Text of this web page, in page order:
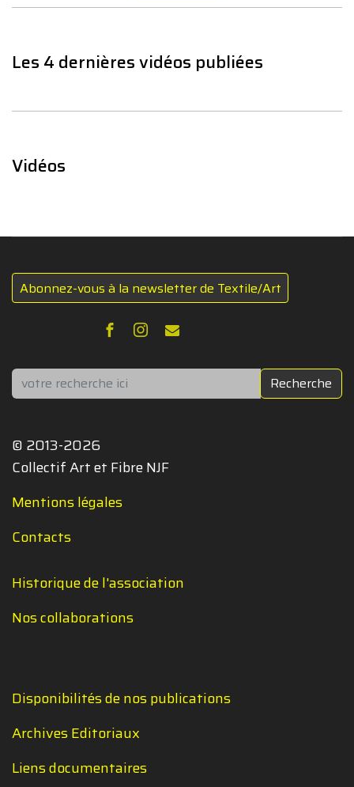
Les 4 dernières vidéos publiées
Vidéos
Abonnez-vous à la newsletter de Textile/Art
Rechercher Recherche
© 2013-2026
Collectif Art et Fibre NJF
Mentions légales
Contacts
Historique de l'association
Nos collaborations
Disponibilités de nos publications
Archives Editoriaux
Liens documentaires